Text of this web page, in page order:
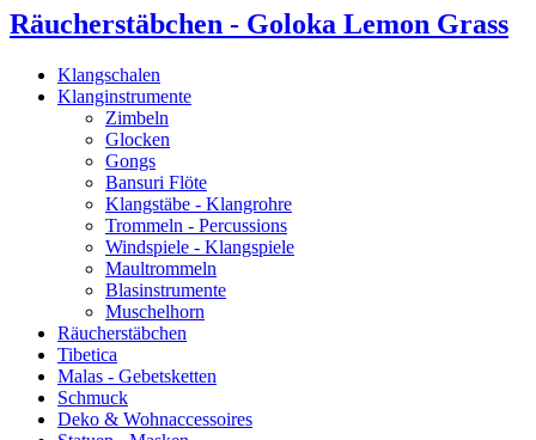
Räucherstäbchen - Goloka Lemon Grass
Klangschalen
Klanginstrumente
Zimbeln
Glocken
Gongs
Bansuri Flöte
Klangstäbe - Klangrohre
Trommeln - Percussions
Windspiele - Klangspiele
Maultrommeln
Blasinstrumente
Muschelhorn
Räucherstäbchen
Tibetica
Malas - Gebetsketten
Schmuck
Deko & Wohnaccessoires